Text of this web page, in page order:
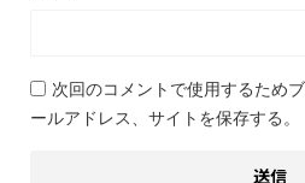
次回のコメントで使用するため
ールアドレス、サイトを保存する。